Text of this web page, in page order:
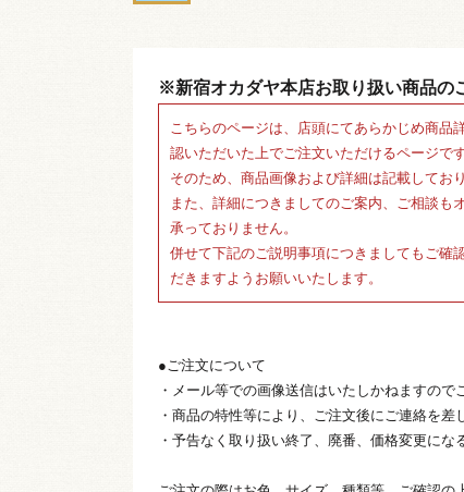
※新宿オカダヤ本店お取り扱い商品の
こちらのページは、店頭にてあらかじめ商品
認いただいた上でご注文いただけるページです
そのため、商品画像および詳細は記載してお
また、詳細につきましてのご案内、ご相談も
承っておりません。
併せて下記のご説明事項につきましてもご確
だきますようお願いいたします。
●ご注文について
・メール等での画像送信はいたしかねますので
・商品の特性等により、ご注文後にご連絡を差
・予告なく取り扱い終了、廃番、価格変更にな